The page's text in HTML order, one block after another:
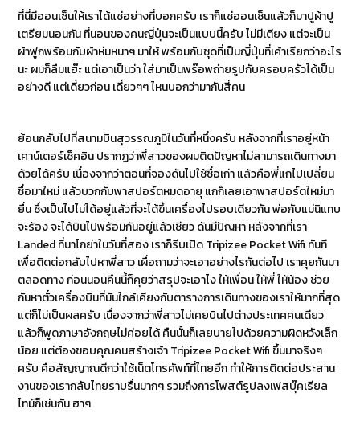
ที่นี่มีออนเซ็นให้เราได้แช่อย่างที่บอกครับ เราก็แช่ออนเซ็นแล้วก็มาปูผ้าปู
เตรียมนอนกัน ที่นอนของคนญี่ปุ่นจะเป็นแบบนี้ครับ ไม่มีเตียง แต่จะเป็น
ผ้าฟูกพร้อมกับผ้าห่มหนาๆ มาให้ พร้อมกับชุดที่เป็นญี่ปุ่นที่เค้าเรียกว่าอะไร
นะ ผมก็ลืมแฮ๊ะ แต่เอาเป็นว่า ใส่มาเป็นพร๊อพถ่ายรูปกับครอบครัวได้เป็น
อย่างดี แต่เดี๋ยวก่อน เดี๋ยวๆๆ ไหนบอกว่ามากันสี่คน
ย้อนกลับไปที่สนามบินสุวรรณภูมิในวันที่หนึ่งครับ หลังจากที่เราอยู่หน้า
เคาน์เตอร์เช็คอิน ปรากฏว่าพี่สาวของผมติดปัญหาไม่สามารถเดินทางมา
ด้วยได้ครับ เนื่องจากว่าตอนที่จองดันไปใช้ชื่อเก่า แล้วคือพี่แกไปเปลี่ยน
ชื่อมาใหม่ แล้วบวกกับพาสปอร์ตหมดอายุ แกก็เลยเอาพาสปอร์ตใหม่มา
ยื่น ซึ่งเป็นไปไม่ได้อยู่แล้วที่จะได้ขึ้นเครื่องไปรอบเดียวกัน พ่อกับแม่นิแทบ
จะร้อง จะได้บินไปพร้อมกันอยู่แล้วเชียว ดันมีปัญหา หลังจากที่เรา
Landed ที่นาโกย่าในวันที่สอง เราก็รีบเปิด Tripizee Pocket Wifi ทันที
เพื่อติดต่อกลับไปหาพี่สาว เผื่อถามว่าจะเอาอย่างไรกันต่อไป เราคุยกันมา
ตลอดทาง ก่อนนอนคืนนี้ก็คุยว่าสรุปจะเอาไง ให้เพื่อน ให้พี่ ให้น้อง ช่วย
กันหาตั๋วเครื่องบินที่มันใกล้เคียงกับตารางการเดินทางของเราให้มากที่สุด
แต่ก็ไม่เป็นผลครับ เนื่องจากว่าพี่สาวไม่เคยบินไปต่างประเทศคนเดียว
แล้วก็พูดภาษาอังกฤษไม่ค่อยได้ คืนนั้นก็เลยบายไปด้วยความผิดหวังเล็ก
น้อย แต่ต้องขอบคุณคนสร้างเจ้า Tripizee Pocket Wifi ขึ้นมาจริงๆ
ครับ คือสัญญาณดีกว่าใช้เน็ตโทรศัพท์ที่ไทยอีก ทำให้การติดต่อประสาน
งานของเรากลับไทยราบรื่นมากๆ รวมถึงการโพสต์รูปลงเฟสบุ๊คเรียล
ไทม์ก็เช่นกัน ฮาๆ